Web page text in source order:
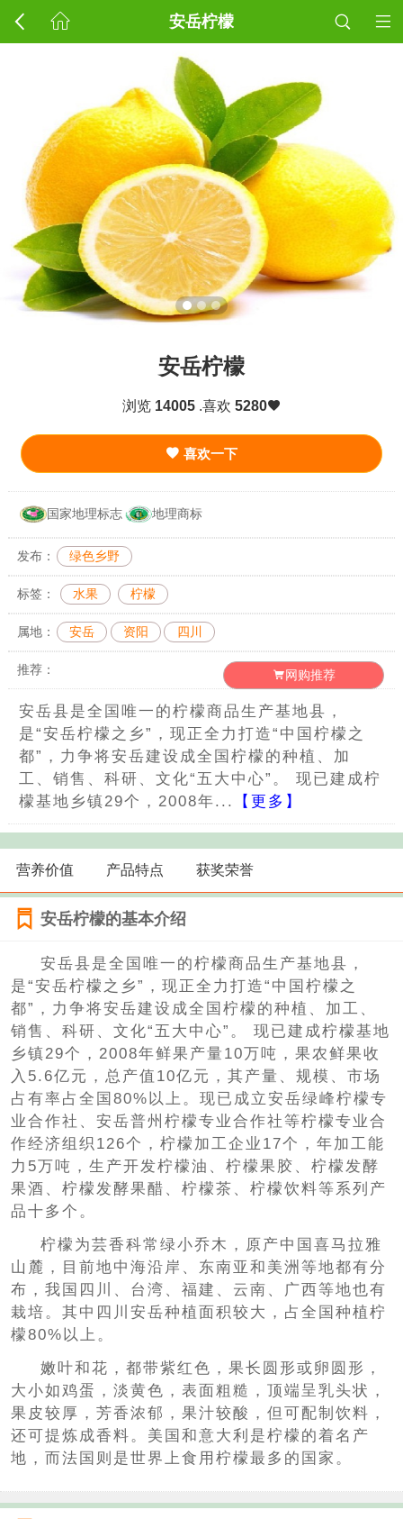
安岳柠檬
安岳柠檬
浏览 14005.喜欢 5280
喜欢一下
国家地理标志 地理商标
发布： 绿色乡野
标签： 水果 柠檬
属地： 安岳 资阳 四川
推荐： 网购推荐
安岳县是全国唯一的柠檬商品生产基地县，
是“安岳柠檬之乡”，现正全力打造“中国柠檬之
都”，力争将安岳建设成全国柠檬的种植、加
工、销售、科研、文化“五大中心”。 现已建成柠
檬基地乡镇29个，2008年...
【更多】
营养价值 产品特点 获奖荣誉
安岳柠檬的基本介绍
安岳县是全国唯一的柠檬商品生产基地县，
是“安岳柠檬之乡”，现正全力打造“中国柠檬之
都”，力争将安岳建设成全国柠檬的种植、加工、
销售、科研、文化“五大中心”。 现已建成柠檬基地
乡镇29个，2008年鲜果产量10万吨，果农鲜果收
入5.6亿元，总产值10亿元，其产量、规模、市场
占有率占全国80%以上。现已成立安岳绿峰柠檬专
业合作社、安岳普州柠檬专业合作社等柠檬专业合
作经济组织126个，柠檬加工企业17个，年加工能
力5万吨，生产开发柠檬油、柠檬果胶、柠檬发酵
果酒、柠檬发酵果醋、柠檬茶、柠檬饮料等系列产
品十多个。
柠檬为芸香科常绿小乔木，原产中国喜马拉雅
山麓，目前地中海沿岸、东南亚和美洲等地都有分
布，我国四川、台湾、福建、云南、广西等地也有
栽培。其中四川安岳种植面积较大，占全国种植柠
檬80%以上。
嫩叶和花，都带紫红色，果长圆形或卵圆形，
大小如鸡蛋，淡黄色，表面粗糙，顶端呈乳头状，
果皮较厚，芳香浓郁，果汁较酸，但可配制饮料，
还可提炼成香料。美国和意大利是柠檬的着名产
地，而法国则是世界上食用柠檬最多的国家。